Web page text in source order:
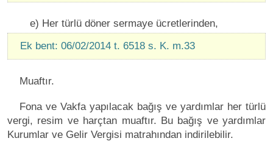
e) Her türlü döner sermaye ücretlerinden,
Ek bent: 06/02/2014 t. 6518 s. K. m.33
Muaftır.
Fona ve Vakfa yapılacak bağış ve yardımlar her türlü
vergi, resim ve harçtan muaftır. Bu bağış ve yardımlar
Kurumlar ve Gelir Vergisi matrahından indirilebilir.